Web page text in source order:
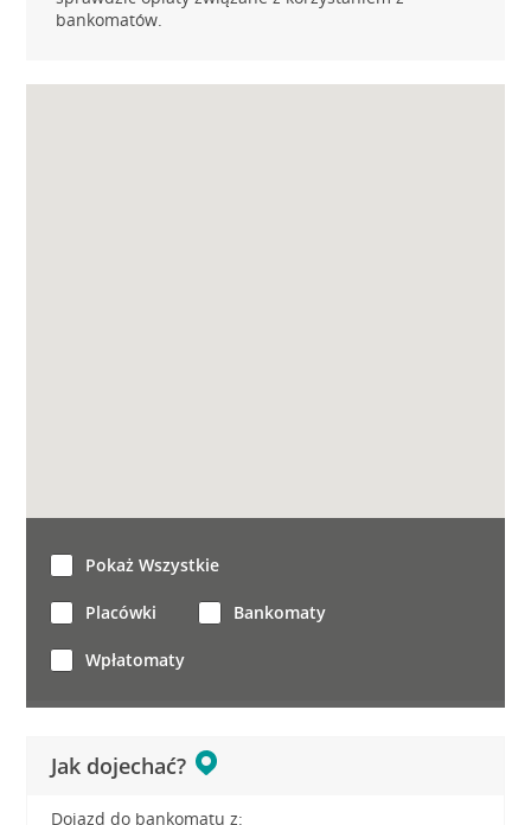
bankomatów.
Jak dojechać?
Dojazd do bankomatu z:
Pokaż Wszystkie
Placówki Bankomaty
Wpłatomaty